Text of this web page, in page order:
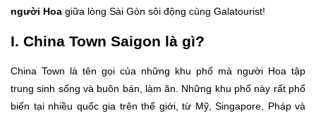
người Hoa giữa lòng Sài Gòn sôi động cùng Galatourist!
I. China Town Saigon là gì?
China Town là tên gọi của những khu phố mà người Hoa tập
trung sinh sống và buôn bán, làm ăn. Những khu phố này rất phổ
biến tại nhiều quốc gia trên thế giới, từ Mỹ, Singapore, Pháp và